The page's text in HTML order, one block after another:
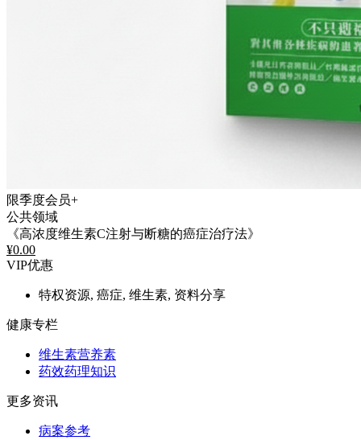
限季度会员+
公共领域
《高浓度维生素C注射与断糖的癌症治疗法》
¥0.00
VIP优惠
特权资源, 癌症, 维生素, 资料分享
健康专栏
维生素营养素
药效药理知识
更多资讯
病案参考